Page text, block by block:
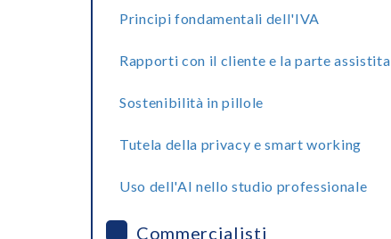
Principi fondamentali dell'IVA
Rapporti con il cliente e la parte assistita
Sostenibilità in pillole
Tutela della privacy e smart working
Uso dell'AI nello studio professionale
Commercialisti